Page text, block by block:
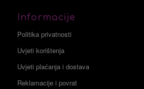
Informacije
Politika privatnosti
Uvjeti korištenja
Uvjeti plaćanja i dostava
Reklamacije i povrat